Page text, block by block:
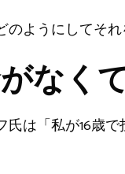
のようにしてそ
なく
氏は「私が16歳